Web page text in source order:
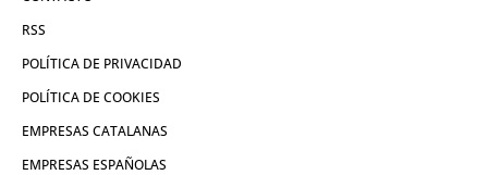
RSS
POLÍTICA DE PRIVACIDAD
POLÍTICA DE COOKIES
EMPRESAS CATALANAS
EMPRESAS ESPAÑOLAS